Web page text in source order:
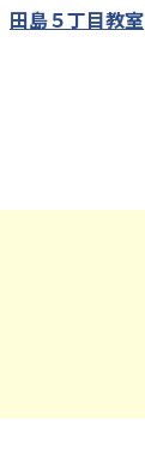
田島５丁目教室